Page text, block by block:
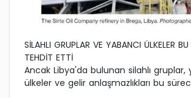
SİLAHLI GRUPLAR VE YABANCI ÜLKELER
TEHDİT ETTİ
Ancak Libya'da bulunan silahlı gruplar,
ülkeler ve gelir anlaşmazlıkları bu